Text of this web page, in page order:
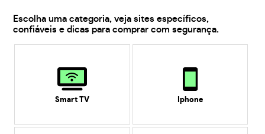
Escolha uma categoria, veja sites específicos,
confiáveis e dicas para comprar com segurança.
Smart TV Iphone